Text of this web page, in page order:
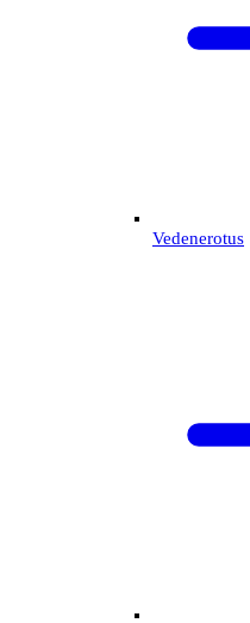
Vedenerotus